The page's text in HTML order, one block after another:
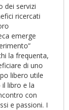
dei servizi
ricercati
emerge
la frequenta,
di uno
libero utile
libro e la
con
e passioni. I